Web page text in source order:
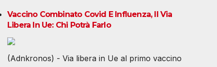
Vaccino Combinato Covid E Influenza, Il Via
Libera In Ue: Chi Potrà Farlo
(Adnkronos) - Via libera in Ue al primo vaccino